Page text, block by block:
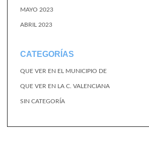
MAYO 2023
ABRIL 2023
CATEGORÍAS
QUE VER EN EL MUNICIPIO DE
QUE VER EN LA C. VALENCIANA
SIN CATEGORÍA